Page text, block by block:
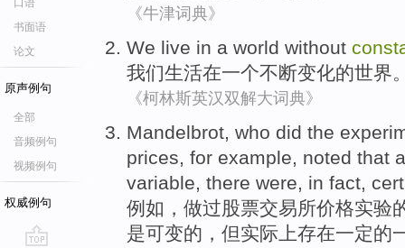
口语
书面语
论文
原声例句
全部
音频例句
视频例句
权威例句
《牛津词典》
We live in a world without
我们生活在一个不断变化的世界
《柯林斯英汉双解大词典》
Mandelbrot , who did the
prices , for example noted that
variable there were in fact
例如 ， 做过 股票交易所价格实验
是可变的，但实际上存在一定的